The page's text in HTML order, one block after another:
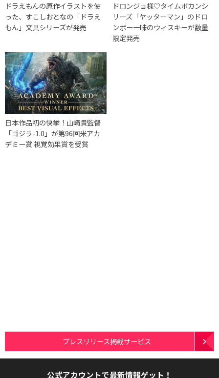
ドラえもんの原作イラストを使
った、すこしおとなの「ドラえ
もん」文具シリーズが発売
ドロンジョ様♡タイムボカンシ
リーズ「ヤッターマン」のドロ
ンボー一味のウィスキーが数量
限定発売
日本作品初の快挙！山崎貴監督
「ゴジラ-1.0」が第96回米アカ
デミー賞 視覚効果賞を受賞
プレスリリース掲載サービス
公式アカウントで最新情報ゲット！